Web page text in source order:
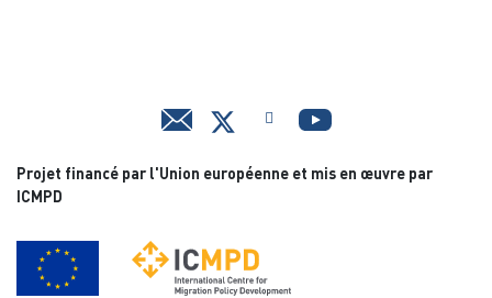
Projet financé par l'Union européenne et mis en œuvre par
ICMPD